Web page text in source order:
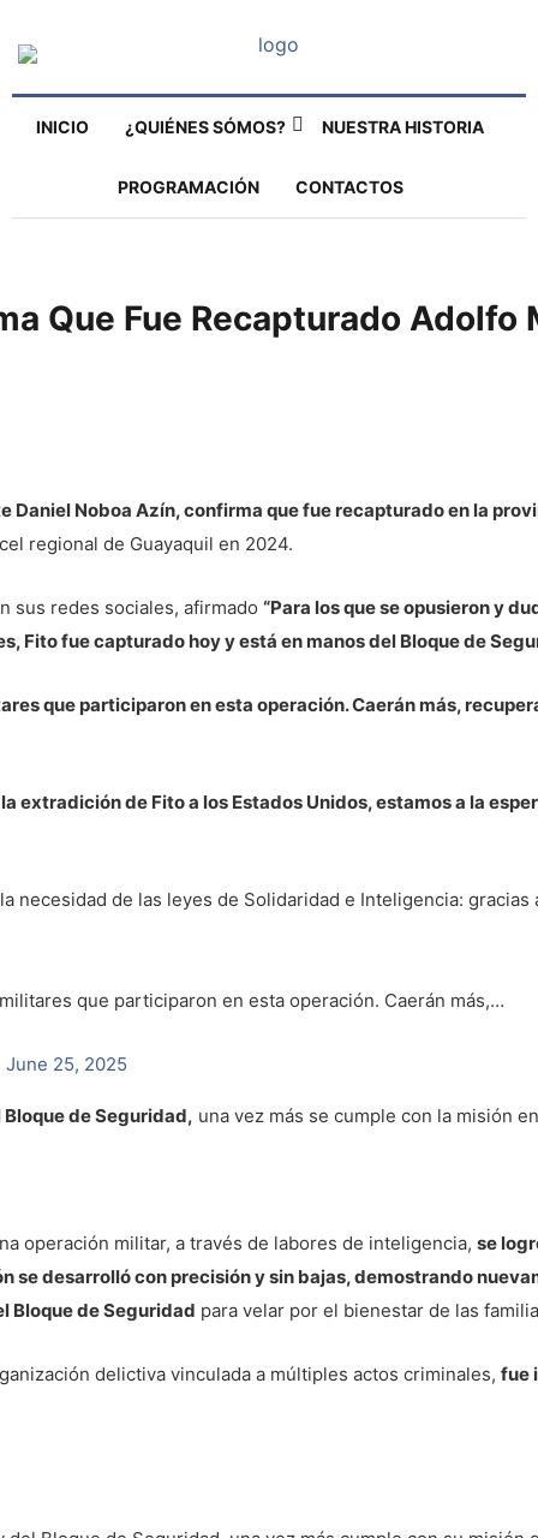
INICIO ¿QUIÉNES SÓMOS? NUESTRA HISTORIA
PROGRAMACIÓN CONTACTOS
Que Fue Recapturado Adolfo
Daniel Noboa Azín, confirma que fue recapturado en la
regional de Guayaquil en 2024.
sus redes sociales, afirmado “Para los que se opusieron y
Fito fue capturado hoy y está en manos del Bloque de
que participaron en esta operación. Caerán más,
extradición de Fito a los Estados Unidos, estamos a la
necesidad de las leyes de Solidaridad e Inteligencia:
que participaron en esta operación. Caerán más,…
June 25, 2025
de Seguridad, una vez más se cumple con la misión
operación militar, a través de labores de inteligencia, se
se desarrolló con precisión y sin bajas, demostrando
Bloque de Seguridad para velar por el bienestar de las
delictiva vinculada a múltiples actos criminales, fue